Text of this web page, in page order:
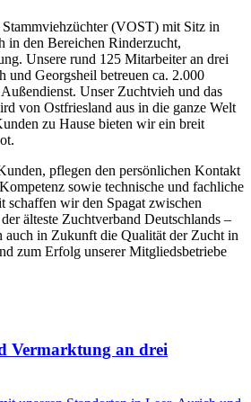
(VOST) mit Sitz in
in den Bereichen Rinderzucht,
Unsere rund 125 Mitarbeiter an drei
und Georgsheil betreuen ca. 2.000
Unser Zuchtvieh und das
von Ostfriesland aus in die ganze Welt
zu Hause bieten wir ein breit
pflegen den persönlichen Kontakt
sowie technische und fachliche
wir den Spagat zwischen
älteste Zuchtverband Deutschlands –
in Zukunft die Qualität der Zucht in
zum Erfolg unserer Mitgliedsbetriebe
Vermarktung an drei